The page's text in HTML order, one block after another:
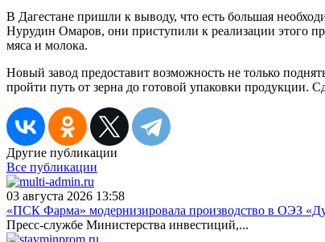
В Дагестане пришли к выводу, что есть большая
Нурудин Омаров, они приступили к реализации этого
мяса и молока.
Новый завод предоставит возможность не только
пройти путь от зерна до готовой упаковки продукции.
Другие публикации
Все публикации
03 августа 2026 13:58
«ПСК Фарма» модернизировала производство в ОЭЗ
Пресс-службе Министерства инвестиций,...